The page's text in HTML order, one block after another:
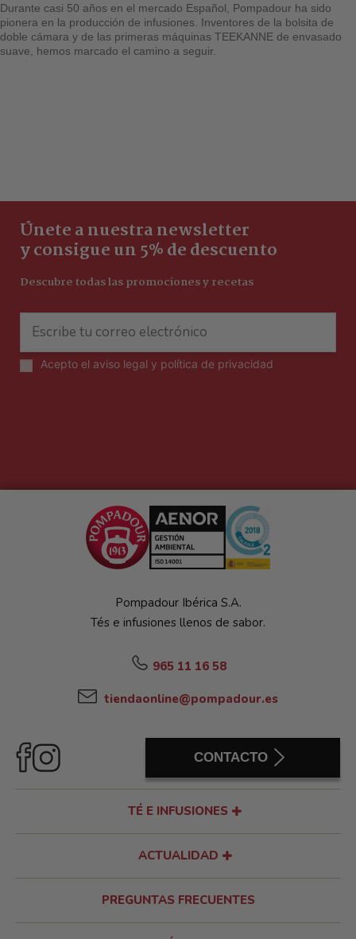
Durante casi 50 años en el mercado Español, Pompadour ha sido
pionera en la producción de infusiones. Inventores de la bolsita de
doble cámara y de las primeras máquinas TEEKANNE de envasado
suave, hemos marcado el camino a seguir.
Únete a nuestra newsletter
y consigue un 5% de descuento
Descubre todas las promociones y recetas
Acepto el aviso legal y política de privacidad
Pompadour Ibérica S.A.
Tés e infusiones llenos de sabor.
965 11 16 58
tiendaonline@pompadour.es
CONTACTO
TÉ E INFUSIONES
ACTUALIDAD
PREGUNTAS FRECUENTES